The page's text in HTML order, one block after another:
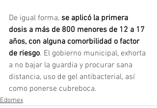
De igual forma, se aplicó la primera
dosis a más de 800 menores de 12 a 17
años, con alguna comorbilidad o factor
de riesgo. El gobierno municipal, exhorta
a no bajar la guardia y procurar sana
distancia, uso de gel antibacterial, así
como ponerse cubreboca.
Edomex